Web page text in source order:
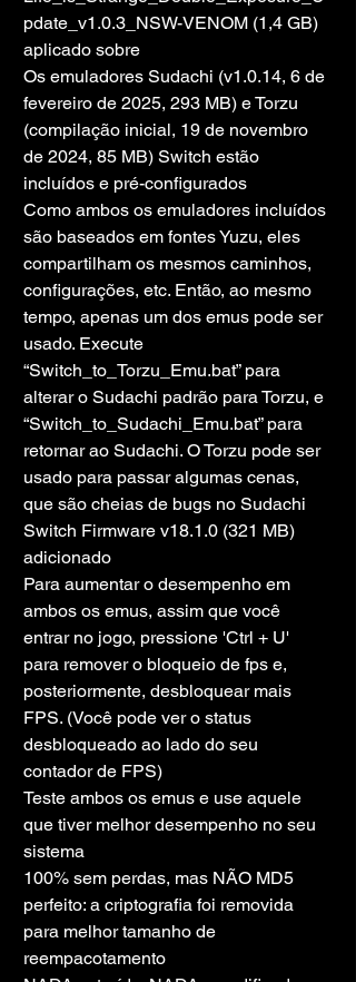
pdate_v1.0.3_NSW-VENOM (1,4 GB)
aplicado sobre
Os emuladores Sudachi (v1.0.14, 6 de
fevereiro de 2025, 293 MB) e Torzu
(compilação inicial, 19 de novembro
de 2024, 85 MB) Switch estão
incluídos e pré-configurados
Como ambos os emuladores incluídos
são baseados em fontes Yuzu, eles
compartilham os mesmos caminhos,
configurações, etc. Então, ao mesmo
tempo, apenas um dos emus pode ser
usado. Execute
“Switch_to_Torzu_Emu.bat” para
alterar o Sudachi padrão para Torzu, e
“Switch_to_Sudachi_Emu.bat” para
retornar ao Sudachi. O Torzu pode ser
usado para passar algumas cenas,
que são cheias de bugs no Sudachi
Switch Firmware v18.1.0 (321 MB)
adicionado
Para aumentar o desempenho em
ambos os emus, assim que você
entrar no jogo, pressione 'Ctrl + U'
para remover o bloqueio de fps e,
posteriormente, desbloquear mais
FPS. (Você pode ver o status
desbloqueado ao lado do seu
contador de FPS)
Teste ambos os emus e use aquele
que tiver melhor desempenho no seu
sistema
100% sem perdas, mas NÃO MD5
perfeito: a criptografia foi removida
para melhor tamanho de
reempacotamento